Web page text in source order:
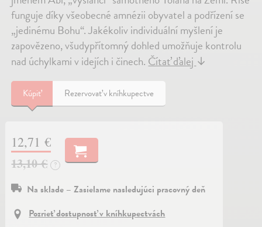
funguje díky všeobecné amnézii obyvatel a podřízení se
„jedinému Bohu“. Jakékoliv individuální myšlení je
zapovězeno, všudypřítomný dohled umožňuje kontrolu
nad úchylkami v idejích i činech. Čítať ďalej ↓
Kúpiť Rezervovať v kníhkupectve
12,71 €
13,10 €
?
Na sklade – Zasielame nasledujúci pracovný deň
Pozrieť dostupnosť v kníhkupectvách